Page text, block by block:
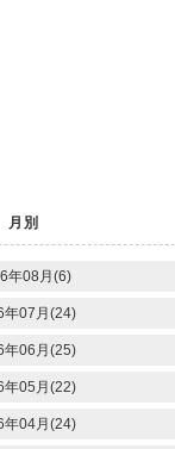
月別
年08月(6)
年07月(24)
年06月(25)
年05月(22)
年04月(24)